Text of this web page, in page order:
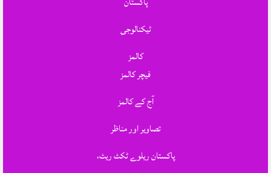
ٹیکنالوجی
کالمز
فیچر کالمز
آج کے کالمز
تصاویر اور مناظر
پاکستان ریلوے ٹکٹ ریٹ،